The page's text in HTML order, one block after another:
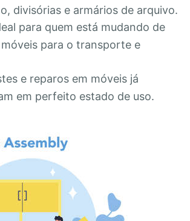
divisórias e armários de arquivo.
para quem está mudando de
para o transporte e
e reparos em móveis já
em perfeito estado de uso.